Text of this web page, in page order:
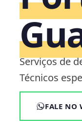
Serviços de
Técnicos
FALE NO